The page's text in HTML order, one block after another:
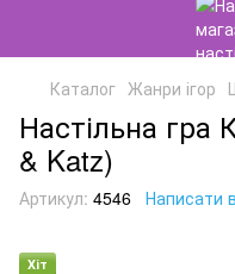
Каталог Жанри ігор
Настільна гра
& Katz)
Артикул: 4546 Написати
Хіт